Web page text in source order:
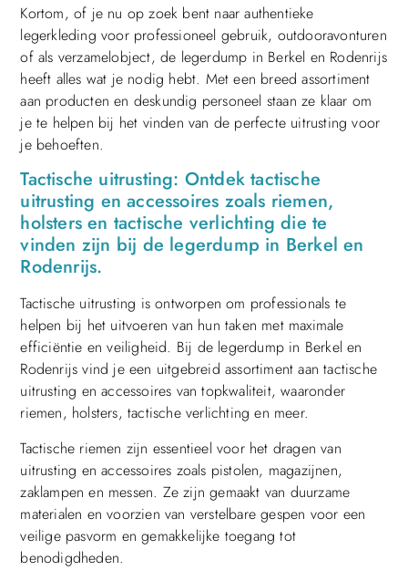
Kortom, of je nu op zoek bent naar authentieke
legerkleding voor professioneel gebruik, outdooravonturen
of als verzamelobject, de legerdump in Berkel en Rodenrijs
heeft alles wat je nodig hebt. Met een breed assortiment
aan producten en deskundig personeel staan ze klaar om
je te helpen bij het vinden van de perfecte uitrusting voor
je behoeften.
Tactische uitrusting: Ontdek tactische
uitrusting en accessoires zoals riemen,
holsters en tactische verlichting die te
vinden zijn bij de legerdump in Berkel en
Rodenrijs.
Tactische uitrusting is ontworpen om professionals te
helpen bij het uitvoeren van hun taken met maximale
efficiëntie en veiligheid. Bij de legerdump in Berkel en
Rodenrijs vind je een uitgebreid assortiment aan tactische
uitrusting en accessoires van topkwaliteit, waaronder
riemen, holsters, tactische verlichting en meer.
Tactische riemen zijn essentieel voor het dragen van
uitrusting en accessoires zoals pistolen, magazijnen,
zaklampen en messen. Ze zijn gemaakt van duurzame
materialen en voorzien van verstelbare gespen voor een
veilige pasvorm en gemakkelijke toegang tot
benodigdheden.